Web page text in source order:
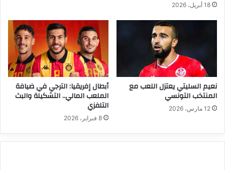
18 أبريل، 2026
نعيم السليتي يعتزل اللعب مع
المنتخب التونسي
12 مارس، 2026
أبطال إفريقيا: الترجي في ضيافة
الملعب المالي.. التشكيلة والبث
التلفزي
8 فبراير، 2026